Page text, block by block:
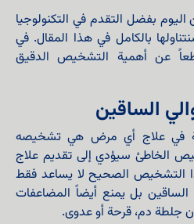
بفضل التقدم في التكنولوجيا
بالكامل في هذا المقال. في
عن أهمية التشخيص الدقيق
الساقين
في علاج أي مرض هي تشخيصه
الخاطئ سيؤدي إلى تقديم علاج
التشخيص الصحيح لا يساعد فقط
الساقين بل يمنع أيضاً المضاعفات
جلطة دم، قرحة أو عدوى.